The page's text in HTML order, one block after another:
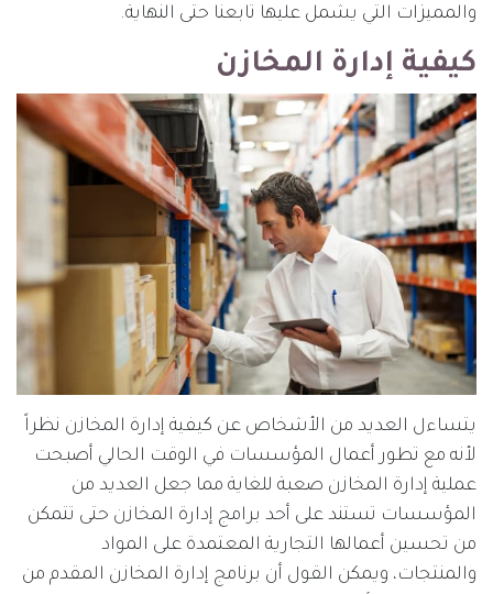
والمميزات التي يشمل عليها تابعنا حتى النهاية.
كيفية إدارة المخازن
يتساءل العديد من الأشخاص عن كيفية إدارة المخازن نظراً
لأنه مع تطور أعمال المؤسسات في الوقت الحالي أصبحت
عملية إدارة المخازن صعبة للغاية مما جعل العديد من
المؤسسات تستند على أحد برامج إدارة المخازن حتى تتمكن
من تحسين أعمالها التجارية المعتمدة على المواد
والمنتجات، ويمكن القول أن برنامج إدارة المخازن المقدم من